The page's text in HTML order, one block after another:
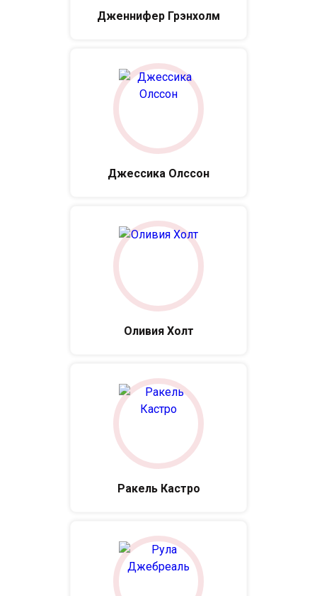
Дженнифер Грэнхолм
Джессика Олссон
Оливия Холт
Ракель Кастро